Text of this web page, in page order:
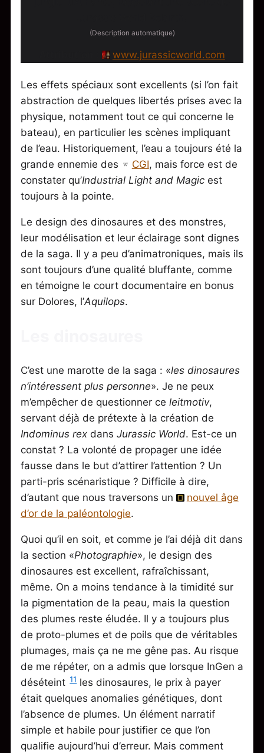
(Description automatique)
www.jurassicworld.com
Les effets spéciaux sont excellents (si l’on fait
abstraction de quelques libertés prises avec la
physique, notamment tout ce qui concerne le
bateau), en particulier les scènes impliquant
de l’eau. Historiquement, l’eau a toujours été la
grande ennemie des
CGI, mais force est de
constater qu’Industrial Light and Magicest
toujours à la pointe.
Le design des dinosaures et des monstres,
leur modélisation et leur éclairage sont dignes
de la saga. Il y a peu d’animatroniques, mais ils
sont toujours d’une qualité bluffante, comme
en témoigne le court documentaire en bonus
sur Dolores, l’Aquilops.
C’est une marotte de la saga : «les dinosaures
n’intéressent plus personne». Je ne peux
m’empêcher de questionner ce leitmotiv,
servant déjà de prétexte à la création de
Indominus rexdans Jurassic World. Est-ce un
constat ? La volonté de propager une idée
fausse dans le but d’attirer l’attention ? Un
parti-pris scénaristique ? Difficile à dire,
d’autant que nous traversons un
nouvel âge
d’or de la paléontologie.
Quoi qu’il en soit, et comme je l’ai déjà dit dans
la section «Photographie», le design des
dinosaures est excellent, rafraîchissant,
même. On a moins tendance à la timidité sur
la pigmentation de la peau, mais la question
des plumes reste éludée. Il y a toujours plus
de proto-plumes et de poils que de véritables
plumages, mais ça ne me gêne pas. Au risque
de me répéter, on a admis que lorsque InGen a
déséteint 11les dinosaures, le prix à payer
était quelques anomalies génétiques, dont
l’absence de plumes. Un élément narratif
simple et habile pour justifier ce que l’on
qualifie aujourd’hui d’erreur. Mais comment